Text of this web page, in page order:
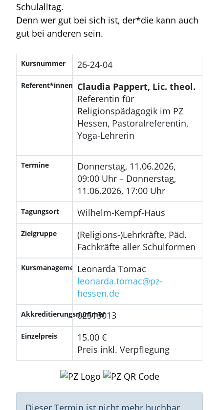
Schulalltag.
Denn wer gut bei sich ist, der*die kann auch
gut bei anderen sein.
Einzelpreis
15.00 €
Preis inkl. Verpflegung
Kursnummer 26-24-04
Akkreditierungsnummer
02515013
Termine
Donnerstag, 11.06.2026,
09:00 Uhr – Donnerstag,
11.06.2026, 17:00 Uhr
Zielgruppe
(Religions-)Lehrkräfte, Päd.
Fachkräfte aller Schulformen
Referent*innen Claudia Pappert, Lic. theol.
Referentin für
Religionspädagogik im PZ
Hessen, Pastoralreferentin,
Yoga-Lehrerin
KursmanagementLeonarda Tomac
leonarda.tomac@pz-
hessen.de
Tagungsort Wilhelm-Kempf-Haus